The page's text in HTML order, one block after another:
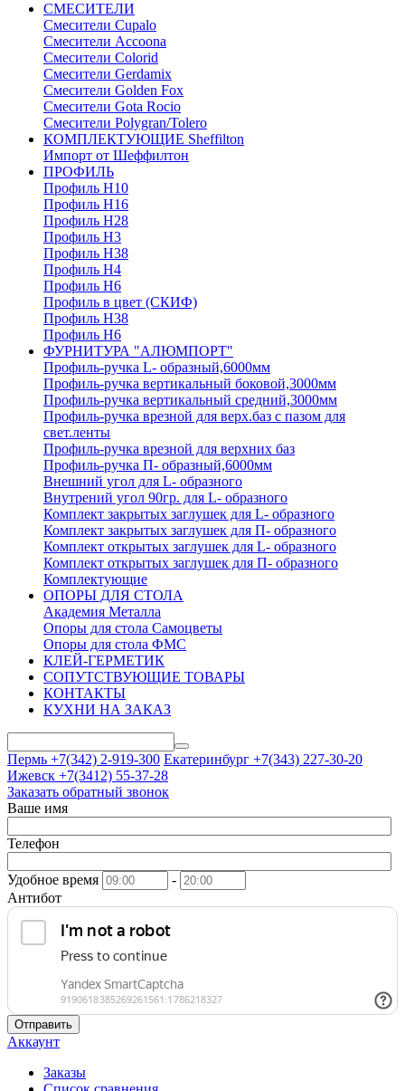
СМЕСИТЕЛИ
Cмесители Cupalo
Смесители Accoona
Смесители Colorid
Смесители Gerdamix
Смесители Golden Fox
Смесители Gota Rocio
Смесители Polygran/Tolero
КОМПЛЕКТУЮЩИЕ Sheffilton
Импорт от Шеффилтон
ПРОФИЛЬ
Профиль H10
Профиль H16
Профиль H28
Профиль H3
Профиль H38
Профиль H4
Профиль H6
Профиль в цвет (СКИФ)
Профиль H38
Профиль H6
ФУРНИТУРА "АЛЮМПОРТ"
Профиль-ручка L- образный,6000мм
Профиль-ручка вертикальный боковой,3000мм
Профиль-ручка вертикальный средний,3000мм
Профиль-ручка врезной для верх.баз с пазом для
свет.ленты
Профиль-ручка врезной для верхних баз
Профиль-ручка П- образный,6000мм
Внешний угол для L- образного
Внутрений угол 90гр. для L- образного
Комплект закрытых заглушек для L- образного
Комплект закрытых заглушек для П- образного
Комплект открытых заглушек для L- образного
Комплект открытых заглушек для П- образного
Комплектующие
ОПОРЫ ДЛЯ СТОЛА
Академия Металла
Опоры для стола Самоцветы
Опоры для стола ФМС
КЛЕЙ-ГЕРМЕТИК
СОПУТСТВУЮЩИЕ ТОВАРЫ
КОНТАКТЫ
КУХНИ НА ЗАКАЗ
Пермь +7(342) 2-919-300 Екатеринбург +7(343) 227-30-20
Ижевск +7(3412) 55-37-28
Заказать обратный звонок
Ваше имя
Телефон
Удобное время
-
Антибот
Отправить
Аккаунт
Заказы